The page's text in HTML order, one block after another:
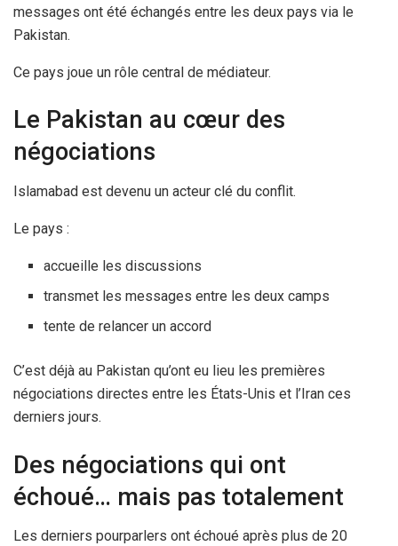
messages ont été échangés entre les deux pays via le
Pakistan.
Ce pays joue un rôle central de médiateur.
Le Pakistan au cœur des
négociations
Islamabad est devenu un acteur clé du conflit.
Le pays :
accueille les discussions
transmet les messages entre les deux camps
tente de relancer un accord
C’est déjà au Pakistan qu’ont eu lieu les premières
négociations directes entre les États-Unis et l’Iran ces
derniers jours.
Des négociations qui ont
échoué… mais pas totalement
Les derniers pourparlers ont échoué après plus de 20